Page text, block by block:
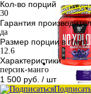
Кол-во порций
30
Гарантия
да
Размер порции в г(мл)
12.6
Характеристики
персик-манго
1 500 руб. / шт